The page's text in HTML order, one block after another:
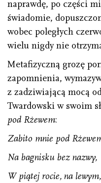
naprawdę, po części
świadomie,
wobec poległych
wielu nigdy nie
Metafizyczną grozę
zapomnienia,
z zadziwiającą mocą
Twardowski w swoim
pod Rżewem:
Zabito mnie pod
Na bagnisku bez nazwy,
W piątej rocie, na lewym,